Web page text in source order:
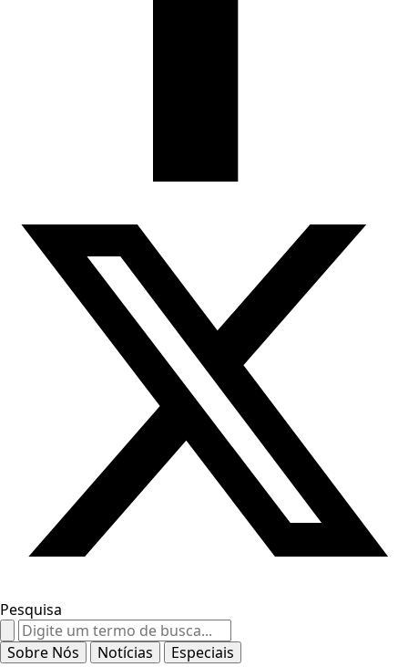
Pesquisa
Search
for:
Sobre Nós Notícias Especiais